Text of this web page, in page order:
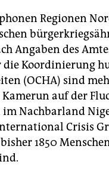
Regionen
Angaben des
Koordinierung
(OCHA) sind
auf der
im Nachbarland
Crisis
1850